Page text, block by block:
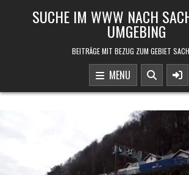
SUCHE IM WWW NACH
UMGEBING
BEITRÄGE MIT BEZUG ZUM GEBIET
MENU